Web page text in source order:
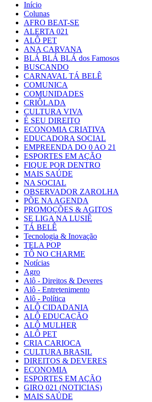
Início
Colunas
AFRO BEAT-SE
ALERTA 021
ALÔ PET
ANA CARVANA
BLÁ BLÁ BLÁ dos Famosos
BUSCANDO
CARNAVAL TÁ BELÊ
COMUNICA
COMUNIDADES
CRIÔLADA
CULTURA VIVA
É SEU DIREITO
ECONOMIA CRIATIVA
EDUCADORA SOCIAL
EMPREENDA DO 0 AO 21
ESPORTES EM AÇÃO
FIQUE POR DENTRO
MAIS SAÚDE
NA SOCIAL
OBSERVADOR ZAROLHA
PÕE NA AGENDA
PROMOÇÕES & AGITOS
SE LIGA NA LUSIÊ
TÁ BELÊ
Tecnologia & Inovação
TELA POP
TÔ NO CHARME
Notícias
Agro
Alô - Direitos & Deveres
Alô - Entretenimento
Alô - Política
ALÔ CIDADANIA
ALÔ EDUCAÇÃO
ALÔ MULHER
ALÔ PET
CRIA CARIOCA
CULTURA BRASIL
DIREITOS & DEVERES
ECONOMIA
ESPORTES EM AÇÃO
GIRO 021 (NOTICIAS)
MAIS SAÚDE